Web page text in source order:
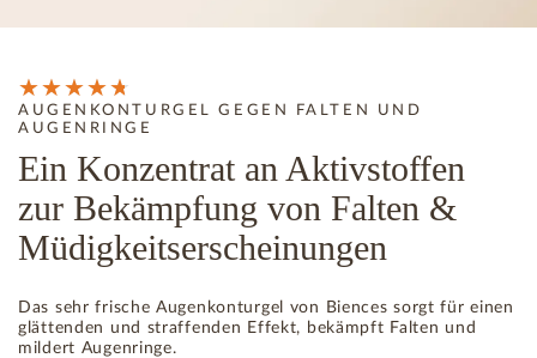
AUGENKONTURGEL GEGEN FALTEN UND
AUGENRINGE
Ein Konzentrat an Aktivstoffen
zur Bekämpfung von Falten &
Müdigkeitserscheinungen
Das sehr frische Augenkonturgel von Biences sorgt für einen
glättenden und straffenden Effekt, bekämpft Falten und
mildert Augenringe.